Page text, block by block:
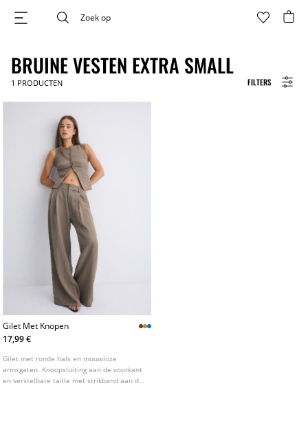
FILTERS
BRUINE VESTEN EXTRA SMALL
1 PRODUCTEN
Gilet Met Knopen
17,99 €
Gilet met ronde hals en mouwloze
armsgaten. Knoopsluiting aan de voorkant
en verstelbare taille met strikband aan de